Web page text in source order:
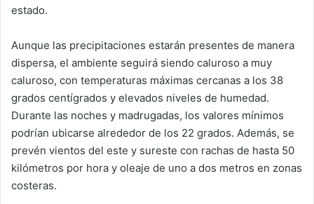
estado.
Aunque las precipitaciones estarán presentes de manera
dispersa, el ambiente seguirá siendo caluroso a muy
caluroso, con temperaturas máximas cercanas a los 38
grados centígrados y elevados niveles de humedad.
Durante las noches y madrugadas, los valores mínimos
podrían ubicarse alrededor de los 22 grados. Además, se
prevén vientos del este y sureste con rachas de hasta 50
kilómetros por hora y oleaje de uno a dos metros en zonas
costeras.